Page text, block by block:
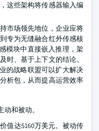
这些架构将传感器输入编
市场领先地位，企业应将
专为无缝融合红外传感核
模块中直接嵌入推理，架
时、基于上下文的结论。
的战略联盟可以扩大解决
析包，从而提高运营效率
和被动。
值达5160万美元。被动传